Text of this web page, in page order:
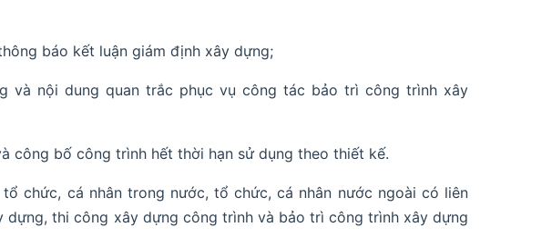
báo kết luận giám định xây dựng;
và nội dung quan trắc phục vụ công tác bảo trì công trình xây
công bố công trình hết thời hạn sử dụng theo thiết kế.
chức, cá nhân trong nước, tổ chức, cá nhân nước ngoài có liên
dựng, thi công xây dựng công trình và bảo trì công trình xây dựng